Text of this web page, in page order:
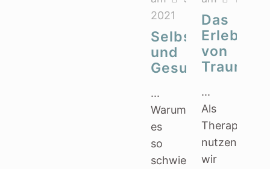
2021
und
Gesundheit
...
Warum
es
so
schwierig
Das
Erleben
von
Traumata
...
Als
nutzen
wir